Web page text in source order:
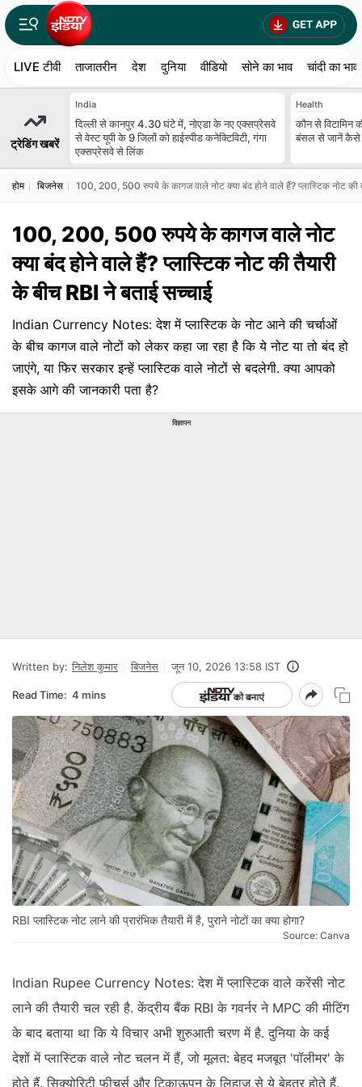
LIVE टीवी ताजातरीन देश दुनिया वीडियो सोने का भाव चांदी का भाव
ट्रेडिंग खबरें
India
दिल्ली से कानपुर 4.30 घंटे में, नोएडा के नए एक्सप्रेसवे
से वेस्ट यूपी के 9 जिलों को हाईस्पीड कनेक्टिविटी, गंगा
एक्सप्रेसवे से लिंक
Health
कौन से विटामिन
बंसल से जानें कैसे
होम बिजनेस 100, 200, 500 रुपये के कागज वाले नोट क्‍या बंद होने वाले हैं? प्‍लास्टिक नोट की
100, 200, 500 रुपये के कागज वाले नोट
क्‍या बंद होने वाले हैं? प्‍लास्टिक नोट की तैयारी
के बीच RBI ने बताई सच्‍चाई
Indian Currency Notes: देश में प्‍लास्टिक के नोट आने की चर्चाओं
के बीच कागज वाले नोटों को लेकर कहा जा रहा है कि ये नोट या तो बंद हो
जाएंगे, या फिर सरकार इन्‍हें प्‍लास्टिक वाले नोटों से बदलेगी. क्‍या आपको
इसके आगे की जानकारी पता है?
विज्ञापन
Written by: निलेश कुमार बिजनेस जून 10, 2026 13:58 IST
Read Time: 4 mins
RBI प्‍लास्टिक नोट लाने की प्रारंभिक तैयारी में है, पुराने नोटों का क्‍या होगा?
Source: Canva
Indian Rupee Currency Notes: देश में प्‍लास्टिक वाले करेंसी नोट
लाने की तैयारी चल रही है. केंद्रीय बैंक RBI के गवर्नर ने MPC की मीटिंग
के बाद बताया था कि ये विचार अभी शुरुआती चरण में है. दुनिया के कई
देशों में प्‍लास्टिक वाले नोट चलन में हैं, जो मूलत: बेहद मजबूत 'पॉलीमर' के
होते हैं. सिक्‍योरिटी फीचर्स और टिकाऊपन के लिहाज से ये बेहतर होते हैं.